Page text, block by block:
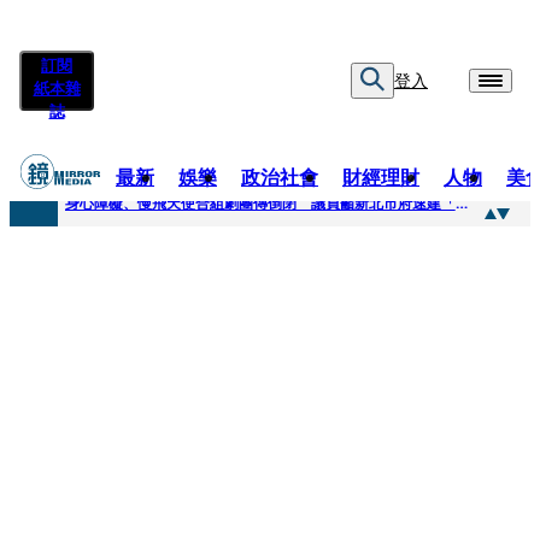
訂閱
紙本雜
誌
登入
最新 娛樂 政治社會 財經理財 人物 美
快訊
身心障礙、慢飛天使合組劇團傳倒閉 議員籲新北市府速建「文化藝術急難協助專案」